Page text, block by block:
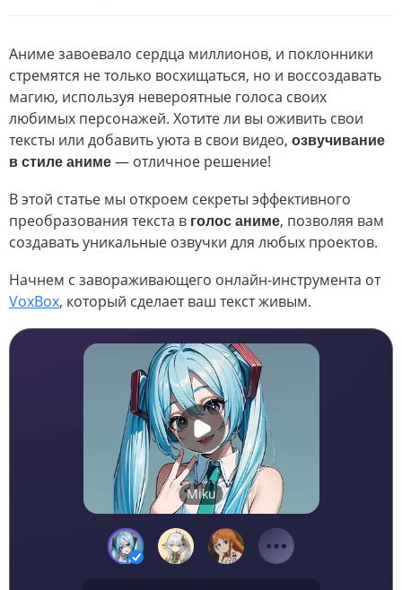
Аниме завоевало сердца миллионов, и поклонники
стремятся не только восхищаться, но и воссоздавать
магию, используя невероятные голоса своих
любимых персонажей. Хотите ли вы оживить свои
тексты или добавить уюта в свои видео, озвучивание
в стиле аниме— отличное решение!
В этой статье мы откроем секреты эффективного
преобразования текста в голос аниме, позволяя вам
создавать уникальные озвучки для любых проектов.
Начнем с завораживающего онлайн-инструмента от
VoxBox, который сделает ваш текст живым.
Miku